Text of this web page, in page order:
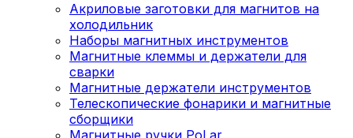
Акриловые заготовки для магнитов на
холодильник
Наборы магнитных инструментов
Магнитные клеммы и держатели для
сварки
Магнитные держатели инструментов
Телескопические фонарики и магнитные
сборщики
Магнитные ручки PoLar